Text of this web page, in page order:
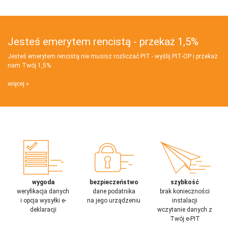
Jesteś emerytem rencistą - przekaż 1,5%
Jesteś emerytem rencistą nie musisz rozliczać PIT - wyślij PIT‑OP i przekaż
nam Twój 1,5%
więcej
wygoda
weryfikacja danych
i opcja wysyłki e-
deklaracji
bezpieczeństwo
dane podatnika
na jego urządzeniu
szybkość
brak konieczności
instalacji
wczytanie danych z
Twój e-PIT